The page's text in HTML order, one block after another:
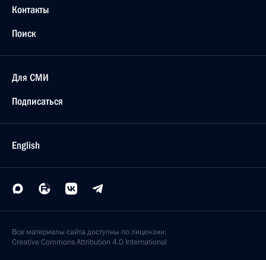
Контакты
Поиск
Для СМИ
Подписаться
English
Все материалы сайта доступны по лицензии:
Creative Commons Attribution 4.0 International